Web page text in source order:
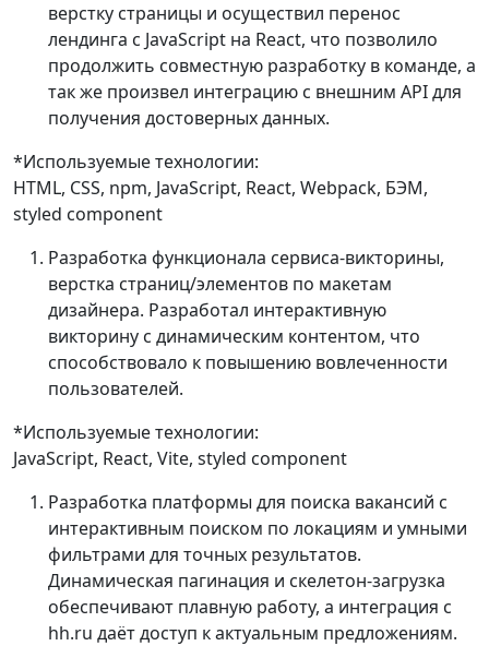
верстку страницы и осуществил перенос
лендинга с JavaScript на React, что позволило
продолжить совместную разработку в команде, а
так же произвел интеграцию с внешним API для
получения достоверных данных.
*Используемые технологии:
HTML, CSS, npm, JavaScript, React, Webpack, БЭМ,
styled component
Разработка функционала сервиса-викторины,
верстка страниц/элементов по макетам
дизайнера. Разработал интерактивную
викторину с динамическим контентом, что
способствовало к повышению вовлеченности
пользователей.
*Используемые технологии:
JavaScript, React, Vite, styled component
Разработка платформы для поиска вакансий с
интерактивным поиском по локациям и умными
фильтрами для точных результатов.
Динамическая пагинация и скелетон-загрузка
обеспечивают плавную работу, а интеграция с
hh.ru даёт доступ к актуальным предложениям.